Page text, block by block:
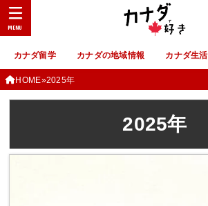
カナダ留学 カナダの地域情報 カナダ生活
MENU
HOME 2025年
2025年